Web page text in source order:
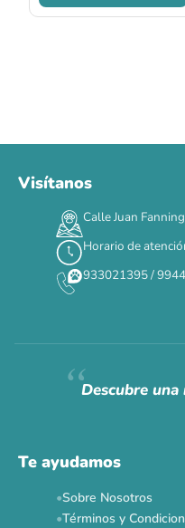
DÍAS
Siempre
Visítanos
Calle Juan
Horario de
933021395 /
Descubre
Te ayudamos
Sobre Nosotros
Términos y